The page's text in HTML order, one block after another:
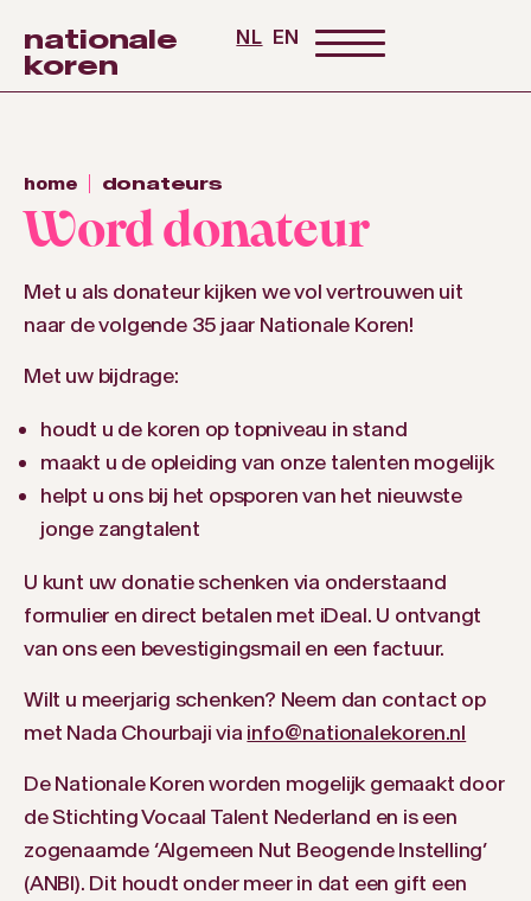
nationale
koren
NL EN
home donateurs
Word donateur
Met u als donateur kijken we vol vertrouwen uit
naar de volgende 35 jaar Nationale Koren!
Met uw bijdrage:
houdt u de koren op topniveau in stand
maakt u de opleiding van onze talenten mogelijk
helpt u ons bij het opsporen van het nieuwste
jonge zangtalent
U kunt uw donatie schenken via onderstaand
formulier en direct betalen met iDeal. U ontvangt
van ons een bevestigingsmail en een factuur.
Wilt u meerjarig schenken? Neem dan contact op
met Nada Chourbaji via info@nationalekoren.nl
De Nationale Koren worden mogelijk gemaakt door
de Stichting Vocaal Talent Nederland en is een
zogenaamde ‘Algemeen Nut Beogende Instelling’
(ANBI). Dit houdt onder meer in dat een gift een